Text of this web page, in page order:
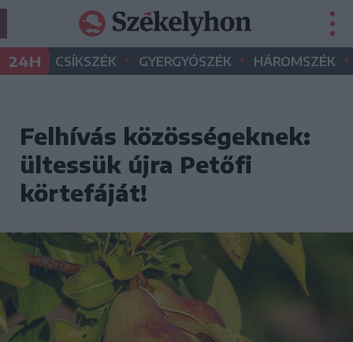
24H CSÍKSZÉK • GYERGYÓSZÉK • HÁROMSZÉK •
Felhívás közösségeknek:
ültessük újra Petőfi
körtefáját!